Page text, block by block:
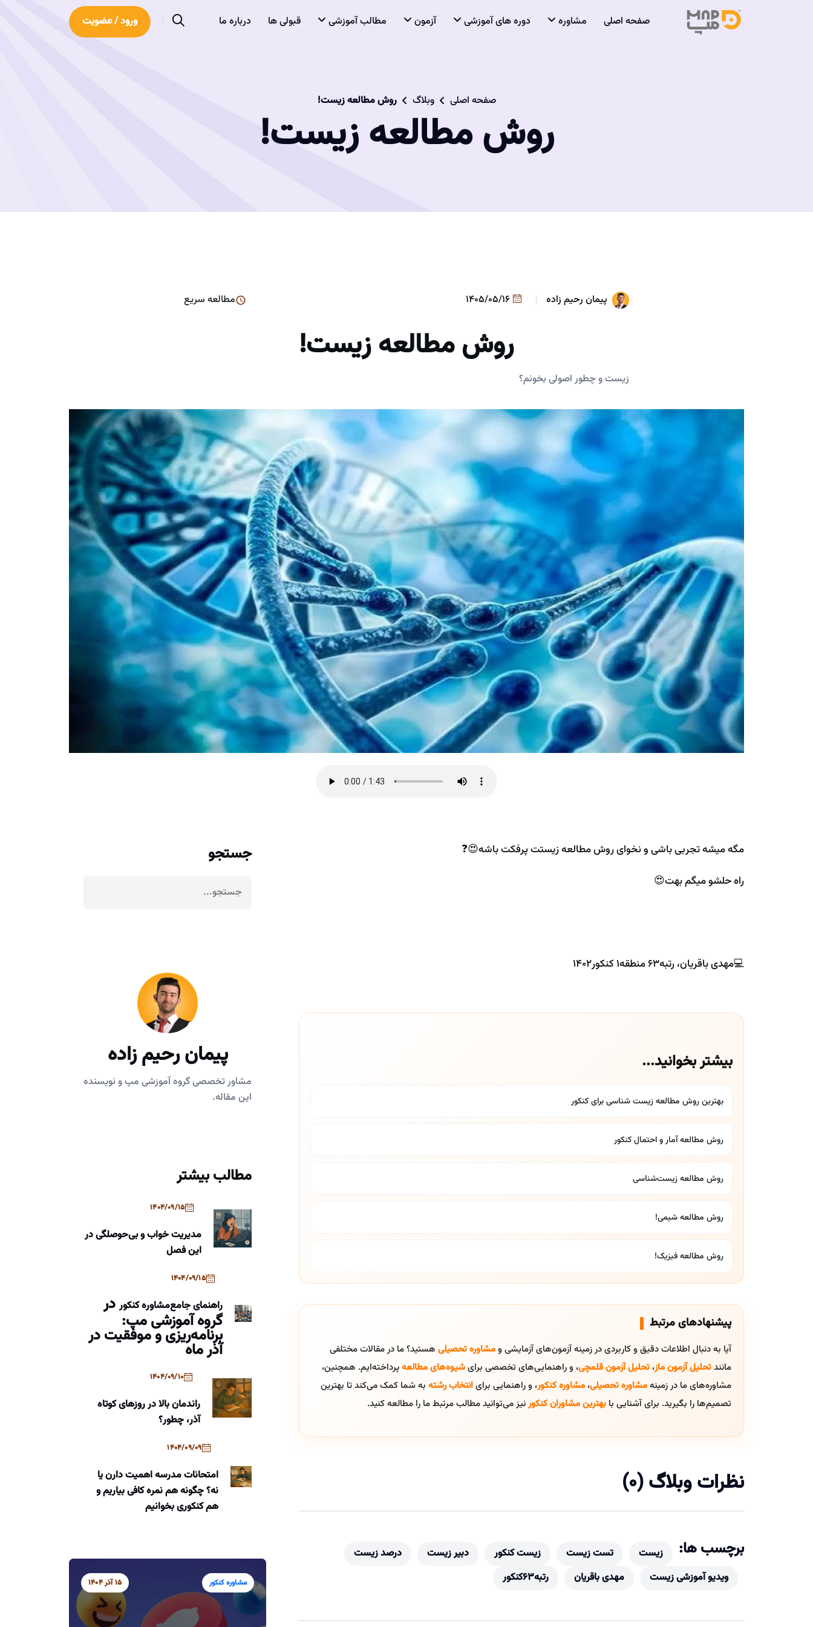
صفحه اصلی مشاوره دوره های آموزشی آزمون مطالب آموزشی قبولی ها درباره ما ورود / عضویت
صفحه اصلی وبلاگ روش مطالعه زیست!
روش مطالعه زیست!
پیمان رحیم زاده مطالعه سریع
روش مطالعه زیست!
زیست و چطور اصولی بخونم؟
مگه میشه تجربی باشی و نخوای روش مطالعه زیستت پرفکت باشه😍❓
راه حلشو میگم بهت😍
💻مهدی باقریان، رتبه۶۳ منطقه۱ کنکور۱۴۰۲
بیشتر بخوانید...
بهترین روش مطالعه زیست شناسی برای کنکور
روش مطالعه آمار و احتمال کنکور
روش مطالعه زیست‌شناسی
روش مطالعه شیمی!
روش مطالعه فیزیک!
پیشنهادهای مرتبط
آیا به دنبال اطلاعات دقیق و کاربردی در زمینه آزمون‌های آزمایشی ومشاوره تحصیلی هستید؟ ما در مقالات مختلفی
مانندتحلیل آزمون ماز، تحلیل آزمون قلمچی، و راهنمایی‌های تخصصی برایشیوه‌های مطالعهپرداخته‌ایم. همچنین،
مشاوره‌های ما در زمینهمشاوره تحصیلی، مشاوره کنکور، و راهنمایی برایانتخاب رشته به شما کمک می‌کند تا بهترین
تصمیم‌ها را بگیرید. برای آشنایی با بهترین مشاوران کنکورنیز می‌توانید مطالب مرتبط ما را مطالعه کنید.
نظرات وبلاگ (0)
برچسب ها: زیست تست زیست زیست کنکور دبیر زیست
درصد زیست
ویدیو آموزشی زیست
مهدی باقریان رتبه63کنکور
جستجو
پیمان رحیم زاده
مشاور تخصصی گروه آموزشی مپ و نویسنده
این مقاله.
مطالب بیشتر
1404/09/15
مدیریت خواب و بی‌حوصلگی در
این فصل
1404/09/15
راهنمای جامعمشاوره کنکوردر
گروه آموزشی مپ:
برنامه‌ریزی و موفقیت در
آذر ماه
1404/09/10
راندمان بالا در روزهای کوتاه
آذر، چطور؟
1404/09/09
امتحانات مدرسه اهمیت دارن یا
نه؟ چگونه هم نمره کافی بیاریم و
هم کنکوری بخوانیم
مشاوره کنکور 15 آذر 1404